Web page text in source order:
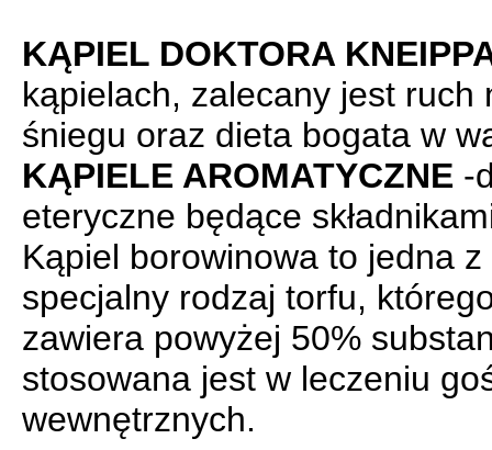
KĄPIEL DOKTORA
kąpielach, zalecany jest
śniegu oraz dieta bogata w
KĄPIELE AROMATYCZNE -
eteryczne będące
Kąpiel borowinowa to jedna
specjalny rodzaj torfu,
zawiera powyżej 50%
stosowana jest w leczeniu
wewnętrznych.